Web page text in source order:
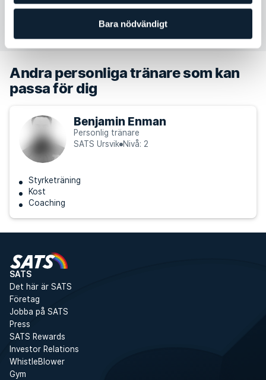
Bara nödvändigt
Kontakta Izaac Tång
Andra personliga tränare som kan
passa för dig
Benjamin Enman
Personlig tränare
SATS Ursvik Nivå: 2
Styrketräning
Kost
Coaching
SATS
Det här är SATS
Företag
Jobba på SATS
Press
SATS Rewards
Investor Relations
WhistleBlower
Gym